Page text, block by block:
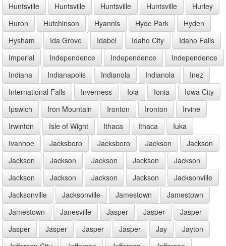
Huntsville
Huntsville Huntsville Huntsville
Hurley
Huron
Hutchinson Hyannis Hyde Park
Hyden
Hysham
Ida Grove Idabel Idaho City
Idaho Falls
Imperial
Independence Independence
Independence
Indiana
Indianapolis Indianola Indianola
Inez
International Falls
Inverness Iola Ionia
Iowa City
Ipswich
Iron Mountain Ironton Ironton
Irvine
Irwinton
Isle of Wight Ithaca Ithaca
Iuka
Ivanhoe
Jacksboro Jacksboro Jackson
Jackson
Jackson
Jackson Jackson Jackson
Jackson
Jackson
Jackson Jackson Jackson
Jacksonville
Jacksonville
Jacksonville Jamestown
Jamestown
Jamestown
Janesville Jasper Jasper
Jasper
Jasper
Jasper Jasper Jasper Jay
Jayton